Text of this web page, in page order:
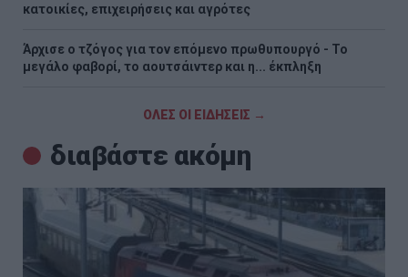
κατοικίες, επιχειρήσεις και αγρότες
Άρχισε ο τζόγος για τον επόμενο πρωθυπουργό - Το
μεγάλο φαβορί, το αουτσάιντερ και η... έκπληξη
ΟΛΕΣ ΟΙ ΕΙΔΗΣΕΙΣ →
διαβάστε ακόμη